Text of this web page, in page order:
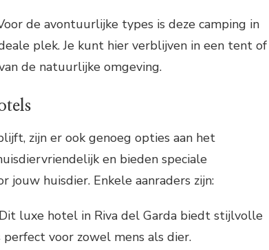
de avontuurlijke types is deze camping in
plek. Je kunt hier verblijven in een tent of
de natuurlijke omgeving.
zijn er ook genoeg opties aan het
en bieden speciale
jouw huisdier. Enkele aanraders zijn:
luxe hotel in Riva del Garda biedt stijlvolle
perfect voor zowel mens als dier.